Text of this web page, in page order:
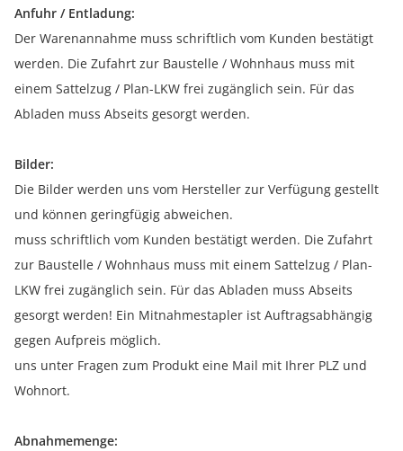
Anfuhr / Entladung:
Der Warenannahme muss schriftlich vom Kunden bestätigt
werden. Die Zufahrt zur Baustelle / Wohnhaus muss mit
einem Sattelzug / Plan-LKW frei zugänglich sein. Für das
Abladen muss Abseits gesorgt werden.
Bilder:
Die Bilder werden uns vom Hersteller zur Verfügung gestellt
und können geringfügig abweichen.
muss schriftlich vom Kunden bestätigt werden. Die Zufahrt
zur Baustelle / Wohnhaus muss mit einem Sattelzug / Plan-
LKW frei zugänglich sein. Für das Abladen muss Abseits
gesorgt werden! Ein Mitnahmestapler ist Auftragsabhängig
gegen Aufpreis möglich.
uns unter Fragen zum Produkt eine Mail mit Ihrer PLZ und
Wohnort.
Abnahmemenge: